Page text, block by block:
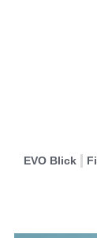
EVO Blick